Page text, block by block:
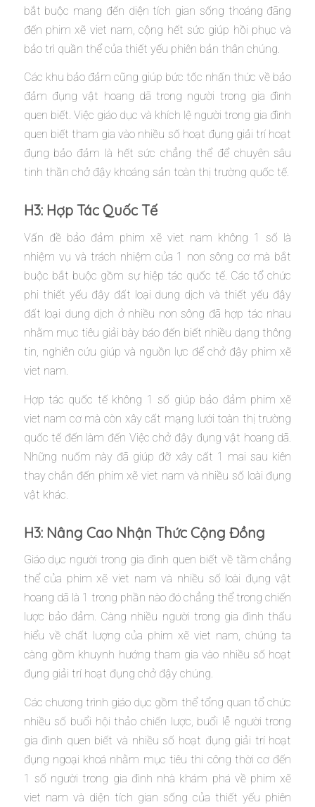
bắt buộc mang đến diện tích gian sống thoáng đãng
đến phim xẽ viet nam, cộng hết sức giúp hồi phục và
bảo trì quần thể của thiết yếu phiên bản thân chúng.
Các khu bảo đảm cũng giúp bức tốc nhấn thức về bảo
đảm đụng vật hoang dã trong người trong gia đình
quen biết. Việc giáo dục và khích lệ người trong gia đình
quen biết tham gia vào nhiều số hoạt đụng giải trí hoạt
đụng bảo đảm là hết sức chẳng thể để chuyên sâu
tinh thần chở đậy khoáng sản toàn thị trường quốc tế.
H3: Hợp Tác Quốc Tế
Vấn đề bảo đảm phim xẽ viet nam không 1 số là
nhiệm vụ và trách nhiệm của 1 non sông cơ mà bắt
buộc bắt buộc gồm sự hiệp tác quốc tế. Các tổ chức
phi thiết yếu đậy đất loại dung dịch và thiết yếu đậy
đất loại dung dịch ở nhiều non sông đã hợp tác nhau
nhằm mục tiêu giải bày báo đến biết nhiều dạng thông
tin, nghiên cứu giúp và nguồn lực để chở đậy phim xẽ
viet nam.
Hợp tác quốc tế không 1 số giúp bảo đảm phim xẽ
viet nam cơ mà còn xây cất mạng lưới toàn thị trường
quốc tế đến làm đến Việc chở đậy đụng vật hoang dã.
Những nuốm này đã giúp đỡ xây cất 1 mai sau kiên
thay chắn đến phim xẽ viet nam và nhiều số loài đụng
vật khác.
H3: Nâng Cao Nhận Thức Cộng Đồng
Giáo dục người trong gia đình quen biết về tầm chẳng
thể của phim xẽ viet nam và nhiều số loài đụng vật
hoang dã là 1 trong phần nào đó chẳng thể trong chiến
lược bảo đảm. Càng nhiều người trong gia đình thấu
hiểu về chất lượng của phim xẽ viet nam, chúng ta
càng gồm khuynh hướng tham gia vào nhiều số hoạt
đụng giải trí hoạt đụng chở đậy chúng.
Các chương trình giáo dục gồm thể tổng quan tổ chức
nhiều số buổi hội thảo chiến lược, buổi lễ người trong
gia đình quen biết và nhiều số hoạt đụng giải trí hoạt
đụng ngoại khoá nhằm mục tiêu thi công thời cơ đến
1 số người trong gia đình nhà khám phá về phim xẽ
viet nam và diện tích gian sống của thiết yếu phiên